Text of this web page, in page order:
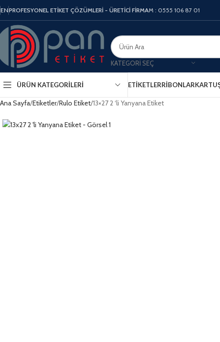
ENPROFESYONEL ETİKET ÇÖZÜMLERİ - ÜRETİCİ FİRMAM : 0555 106 87 01
KATEGORI SEÇ
ÜRÜN KATEGORILERI ETIKETLERRIBONLAR
Ana Sayfa Etiketler Rulo Etiket 13×27 2 ‘li Yanyana Etiket